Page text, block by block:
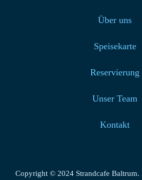
Über uns
Speisekarte
Reservierung
Unser Team
Kontakt
Copyright © 2024 Strandcafe